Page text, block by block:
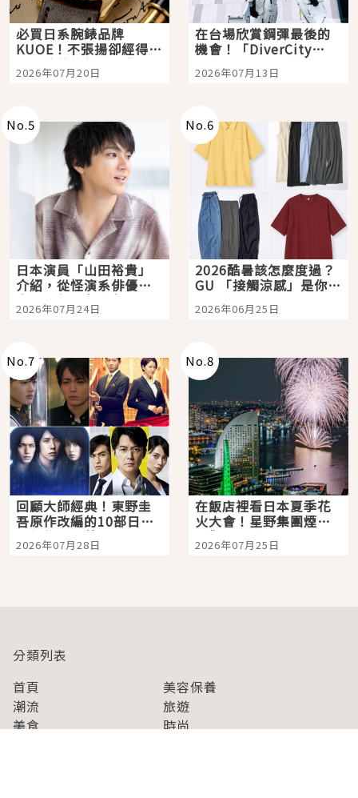
必買日系腕錶品牌
KUOE！不張揚卻經得起
時間洗鍊的經典之作五
選
2026年07月20日
在台場欣賞鋼彈最後的
機會！「DiverCity
Tokyo Plaza」搭船、
購物、美食及夜景，一
2026年07月13日
No.5
日本演員「山田裕貴」
介紹，從怪演系俳優走
向國民級日劇主角
2026年07月24日
No.6
2026酷暑該怎麼度過？
GU 「接觸涼感」是你的
夏日救星
2026年06月25日
No.7
回顧大師經典！東野圭
吾原作改編的10部日本
影視作品推薦
2026年07月28日
No.8
在飯店裡看日本夏季花
火大會！星野集團煙火
景觀飯店6選，讓你不用
人擠人悠閒欣賞
2026年07月25日
分類列表
首頁
美容保養
潮流
旅遊
美食
時尚